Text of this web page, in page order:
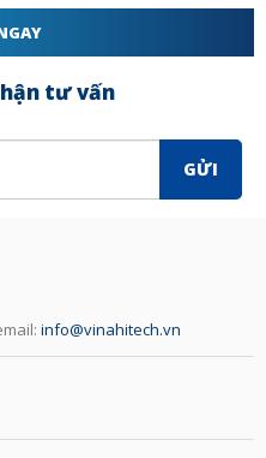
tư vấn
GỬI
info@vinahitech.vn